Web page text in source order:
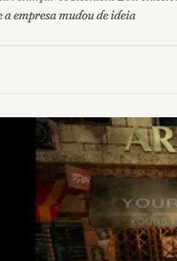
empresa mudou de ideia